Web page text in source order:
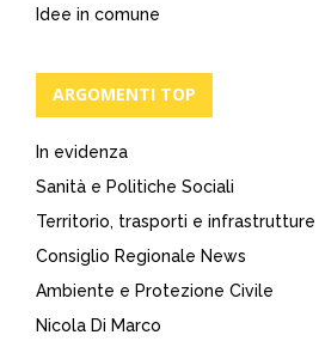
Idee in comune
ARGOMENTI TOP
In evidenza
Sanità e Politiche Sociali
Territorio, trasporti e infrastrutture
Consiglio Regionale News
Ambiente e Protezione Civile
Nicola Di Marco